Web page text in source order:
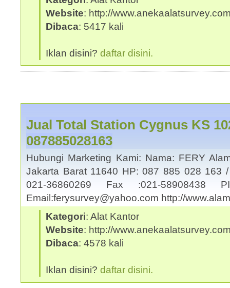
Website: http://
Dibaca: 5417 kali
Iklan disini? daftar disini.
Jual Total Station Cygnus KS
087885028163
Hubungi Marketing Kami: Nama: FERY
Jakarta Barat 11640 HP: 087 885 028 163
021-36860269 Fax :021-
Email:ferysurvey@yahoo.com http://
Kategori: Alat Kantor
Website: http://
Dibaca: 4578 kali
Iklan disini? daftar disini.